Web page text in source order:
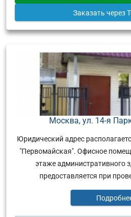
Заказать через
Москва, ул. 14-я
Юридический адрес
"Первомайская". Офисное
этаже административного
предоставляется при